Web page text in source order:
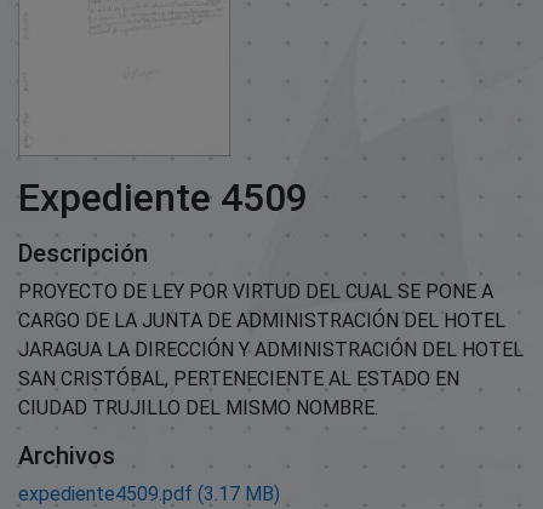
Expediente 4509
Descripción
PROYECTO DE LEY POR VIRTUD DEL CUAL SE PONE A
CARGO DE LA JUNTA DE ADMINISTRACIÓN DEL HOTEL
JARAGUA LA DIRECCIÓN Y ADMINISTRACIÓN DEL HOTEL
SAN CRISTÓBAL, PERTENECIENTE AL ESTADO EN
CIUDAD TRUJILLO DEL MISMO NOMBRE.
Archivos
expediente4509.pdf (3.17 MB)